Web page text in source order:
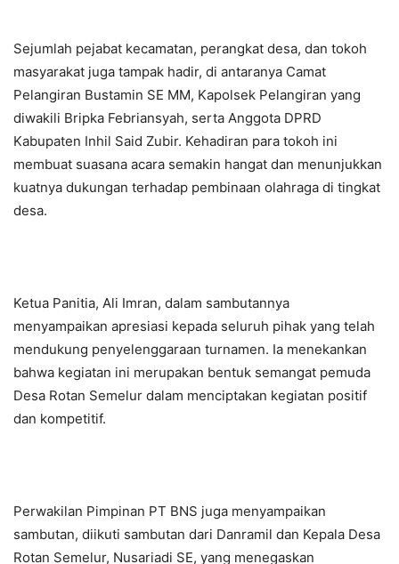
Sejumlah pejabat kecamatan, perangkat desa, dan tokoh
masyarakat juga tampak hadir, di antaranya Camat
Pelangiran Bustamin SE MM, Kapolsek Pelangiran yang
diwakili Bripka Febriansyah, serta Anggota DPRD
Kabupaten Inhil Said Zubir. Kehadiran para tokoh ini
membuat suasana acara semakin hangat dan menunjukkan
kuatnya dukungan terhadap pembinaan olahraga di tingkat
desa.
Ketua Panitia, Ali Imran, dalam sambutannya
menyampaikan apresiasi kepada seluruh pihak yang telah
mendukung penyelenggaraan turnamen. Ia menekankan
bahwa kegiatan ini merupakan bentuk semangat pemuda
Desa Rotan Semelur dalam menciptakan kegiatan positif
dan kompetitif.
Perwakilan Pimpinan PT BNS juga menyampaikan
sambutan, diikuti sambutan dari Danramil dan Kepala Desa
Rotan Semelur, Nusariadi SE, yang menegaskan